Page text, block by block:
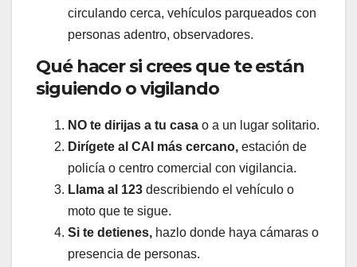
circulando cerca, vehículos parqueados con
personas adentro, observadores.
Qué hacer si crees que te están
siguiendo o vigilando
NO te dirijas a tu casa o a un lugar solitario.
Dirígete al CAI más cercano, estación de
policía o centro comercial con vigilancia.
Llama al 123 describiendo el vehículo o
moto que te sigue.
Si te detienes, hazlo donde haya cámaras o
presencia de personas.